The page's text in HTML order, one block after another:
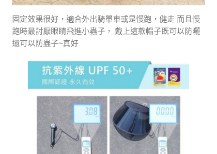
固定效果很好，適合外出騎單車或是慢跑，健走 而且慢
跑時最討厭眼睛飛進小蟲子， 戴上這款帽子既可以防曬
還可以防蟲子~真好